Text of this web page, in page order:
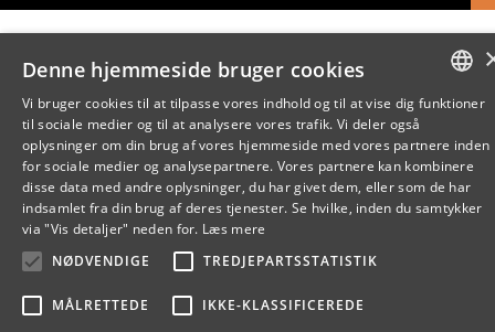
ENGLISH
Denne hjemmeside bruger cookies
Vi bruger cookies til at tilpasse vores indhold og til at vise dig funktioner
til sociale medier og til at analysere vores trafik. Vi deler også
oplysninger om din brug af vores hjemmeside med vores partnere inden
for sociale medier og analysepartnere. Vores partnere kan kombinere
disse data med andre oplysninger, du har givet dem, eller som de har
indsamlet fra din brug af deres tjenester. Se hvilke, inden du samtykker
via "Vis detaljer" neden for. Læs mere
NØDVENDIGE
TREDJEPARTSSTATISTIK
MÅLRETTEDE IKKE-KLASSIFICEREDE